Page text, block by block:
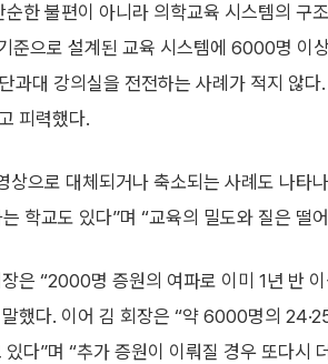
한 불편이 아니라 의학교육 시스템의 구
준으로 설계된 교육 시스템에 6000명 이
과대 강의실을 전전하는 사례가 적지 않
피력했다.
상으로 대체되거나 축소되는 사례도 나
학교도 있다”며 “교육의 밀도와 질은 떨
은 “2000명 증원의 여파로 이미 1년 반
했다. 이어 김 회장은 “약 6000명의
다”며 “추가 증원이 이뤄질 경우 또다시